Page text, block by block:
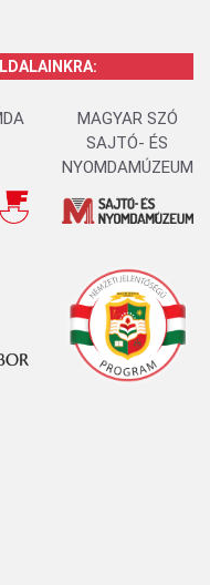
MAGYAR SZÓ
SAJTÓ- ÉS
NYOMDAMÚZEUM